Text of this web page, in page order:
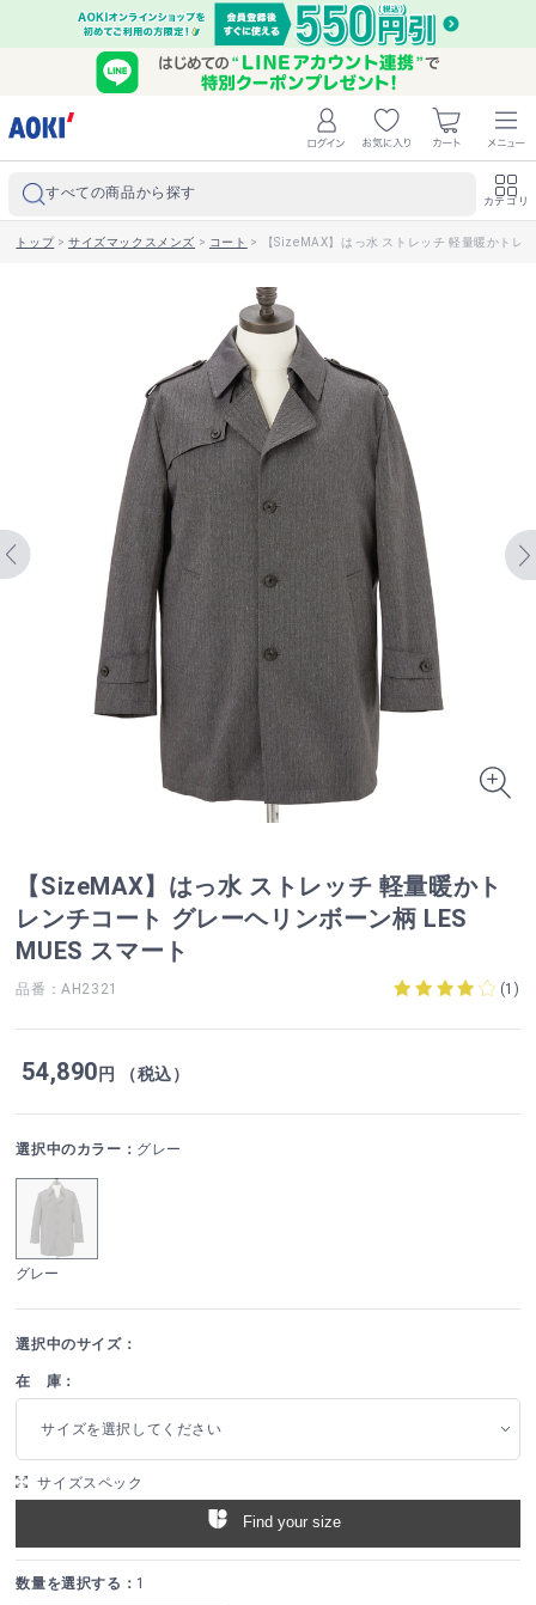
すべての商品から探す カテゴリ
トップ>サイズマックスメンズ > コート > 【SizeMAX】はっ水 ストレッチ 軽量暖かトレ
【SizeMAX】はっ水 ストレッチ 軽量暖かト
レンチコート グレーヘリンボーン柄 LES
MUES スマート
品番：AH2321 (1 )
54,890円 （税込）
選択中のカラー： グレー
グレー
選択中のサイズ：
在 庫：
サイズを選択してください
サイズスペック
Find your size
数量を選択する： 1